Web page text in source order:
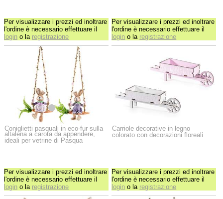
Per visualizzare i prezzi ed inoltrare
l'ordine è necessario effettuare il
login o la registrazione
Per visualizzare i prezzi ed inoltrare
l'ordine è necessario effettuare il
login o la registrazione
Coniglietti pasquali in eco-fur sulla
altalena a carota da appendere,
ideali per vetrine di Pasqua
Per visualizzare i prezzi ed inoltrare
l'ordine è necessario effettuare il
login o la registrazione
Carriole decorative in legno
colorato con decorazioni floreali
Per visualizzare i prezzi ed inoltrare
l'ordine è necessario effettuare il
login o la registrazione